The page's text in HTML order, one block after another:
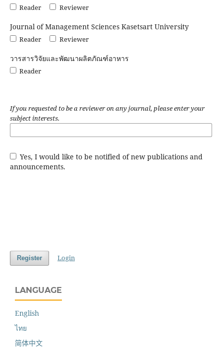
Reader Reviewer
Journal of Management Sciences Kasetsart University
Reader Reviewer
วารสารวิจัยและพัฒนาผลิตภัณฑ์อาหาร
Reader
If you requested to be a reviewer on any journal, please enter your
subject interests.
Yes, I would like to be notified of new publications and
announcements.
Register Login
LANGUAGE
English
ไทย
简体中文